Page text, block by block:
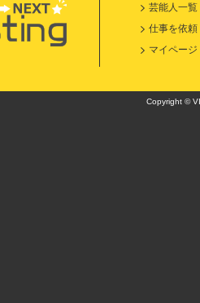
芸能人一覧
仕事を依頼
マイページ
Copyright ©